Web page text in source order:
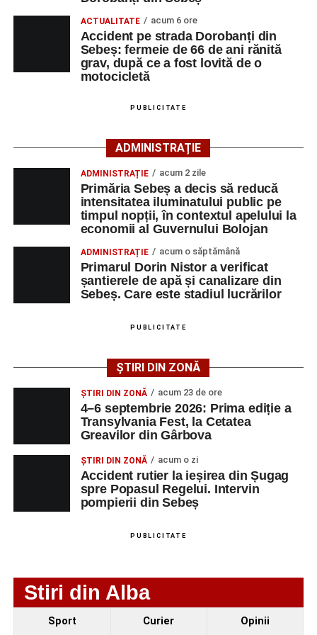
Ultimele știri din Sebeș
Femeie de 66 de ani, transportată în stare gravă la
spital după ce a fost lovită de o motocicletă pe
de 66 de ani rănită grav, după ce a fost lovită de o
motocicletă
4–6 septembrie 2026: Prima ediție a Transylvania
Fest, la Cetatea Greavilor din Gârbova
ACTUALITATE acum 6 ore
Accident pe strada Dorobanți din
Sebeș: fermeie de 66 de ani rănită
grav, după ce a fost lovită de o
motocicletă
PUBLICITATE
ADMINISTRAȚIE
ADMINISTRAȚIE acum 2 zile
Primăria Sebeș a decis să reducă
intensitatea iluminatului public pe
timpul nopții, în contextul apelului la
economii al Guvernului Bolojan
ADMINISTRAȚIE acum o săptămână
Primarul Dorin Nistor a verificat
șantierele de apă și canalizare din
Sebeș. Care este stadiul lucrărilor
PUBLICITATE
ȘTIRI DIN ZONĂ
ȘTIRI DIN ZONĂ acum 23 de ore
4–6 septembrie 2026: Prima ediție a
Transylvania Fest, la Cetatea
Greavilor din Gârbova
ȘTIRI DIN ZONĂ acum o zi
Accident rutier la ieșirea din Șugag
spre Popasul Regelui. Intervin
pompierii din Sebeș
PUBLICITATE
Stiri din Alba
Sport Curier Opinii